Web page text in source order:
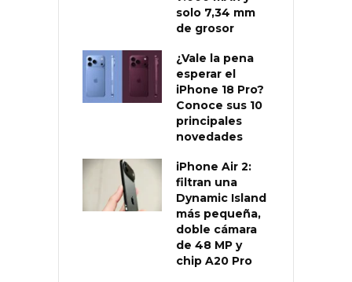
solo 7,34 mm
de grosor
¿Vale la pena
esperar el
iPhone 18 Pro?
Conoce sus 10
principales
novedades
iPhone Air 2:
filtran una
Dynamic Island
más pequeña,
doble cámara
de 48 MP y
chip A20 Pro